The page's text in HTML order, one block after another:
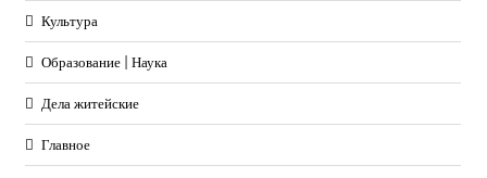
Культура
Образование | Наука
Дела житейские
Главное